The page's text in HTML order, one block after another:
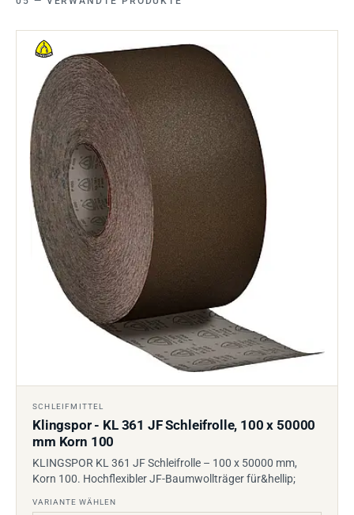
SCHLEIFMITTEL
Klingspor - KL 361 JF Schleifrolle, 100 x 50000
mm Korn 100
KLINGSPOR KL 361 JF Schleifrolle – 100 x 50000 mm,
Korn 100. Hochflexibler JF-Baumwollträger für&hellip;
VARIANTE WÄHLEN